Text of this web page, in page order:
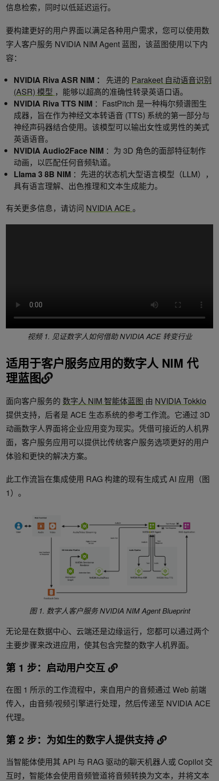
信息检索，同时以低延迟运行。
要构建更好的用户界面以满足各种用户需求，您可以使用数
字人客户服务 NVIDIA NIM Agent 蓝图，该蓝图使用以下内
容：
NVIDIA Riva ASR NIM ： 先进的 Parakeet 自动语音识别
(ASR) 模型 ，能够以超高的准确性转录英语口语。
NVIDIA Riva TTS NIM ：FastPitch 是一种梅尔频谱图生
成器，旨在作为神经文本转语音 (TTS) 系统的第一部分与
神经声码器结合使用。该模型可以输出女性或男性的美式
英语语音。
NVIDIA Audio2Face NIM ：为 3D 角色的面部特征制作
动画，以匹配任何音频轨道。
Llama 3 8B NIM ：先进的状态机大型语言模型（LLM），
具有语言理解、出色推理和文本生成能力。
有关更多信息，请访问 NVIDIA ACE 。
视频 1. 见证数字人如何借助 NVIDIA ACE 转变行业
适用于客户服务应用的数字人 NIM 代
理蓝图
面向客户服务的 数字人 NIM 智能体蓝图 由 NVIDIA Tokkio
提供支持，后者是 ACE 生态系统的参考工作流。它通过 3D
动画数字人界面将企业应用变为现实。凭借可接近的人机界
面，客户服务应用可以提供比传统客户服务选项更好的用户
体验和更快的解决方案。
此工作流旨在集成使用 RAG 构建的现有生成式 AI 应用（图
1）。
图 1. 数字人客户服务 NVIDIA NIM Agent Blueprint
无论是在数据中心、云端还是边缘运行，您都可以通过两个
主要步骤来改进应用，使其包含完整的数字人机界面。
第 1 步：启动用户交互
在图 1 所示的工作流程中，来自用户的音频通过 Web 前端
传入，由音频/视频引擎进行处理，然后传递至 NVIDIA ACE
代理。
第 2 步：为如生的数字人提供支持
当智能体使用其 API 与 RAG 驱动的聊天机器人或 Copilot 交
互时，智能体会使用音频管道将音频转换为文本，并将文本